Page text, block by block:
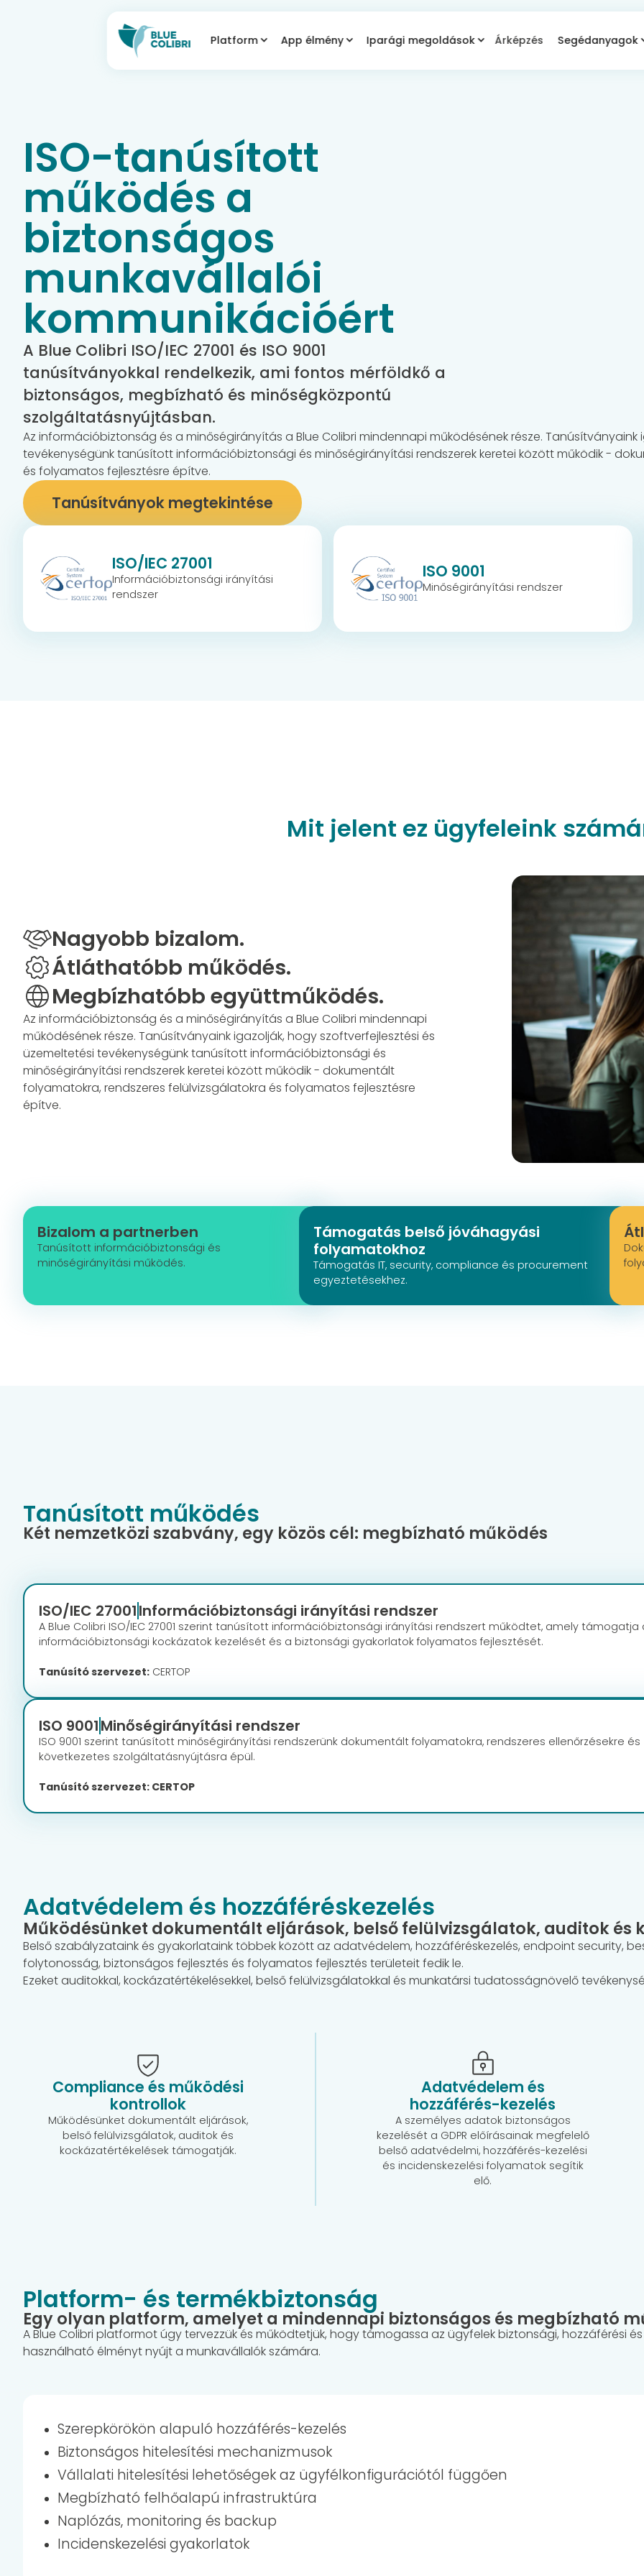
Platform App élmény Iparági megoldások Árképzés Segédanyagok
ISO-tanúsított
működés a
biztonságos
munkavállalói
kommunikációért
A Blue Colibri ISO/IEC 27001 és ISO 9001
tanúsítványokkal rendelkezik, ami fontos mérföldkő a
biztonságos, megbízható és minőségközpontú
szolgáltatásnyújtásban.
Az információbiztonság és a minőségirányítás a Blue Colibri mindennapi működésének része.
tevékenységünk tanúsított információbiztonsági és minőségirányítási rendszerek keretei között működik -
és folyamatos fejlesztésre építve.
Tanúsítványok megtekintése
ISO/IEC 27001
Információbiztonsági irányítási
rendszer
ISO 9001
Minőségirányítási rendszer
Mit jelent ez ügyfeleink
Nagyobb bizalom.
Átláthatóbb működés.
Megbízhatóbb együttműködés.
Az információbiztonság és a minőségirányítás a Blue Colibri mindennapi
működésének része. Tanúsítványaink igazolják, hogy szoftverfejlesztési és
üzemeltetési tevékenységünk tanúsított információbiztonsági és
minőségirányítási rendszerek keretei között működik - dokumentált
folyamatokra, rendszeres felülvizsgálatokra és folyamatos fejlesztésre
építve.
Bizalom a partnerben
Tanúsított információbiztonsági és
minőségirányítási működés.
Támogatás belső jóváhagyási
folyamatokhoz
Támogatás IT, security, compliance és procurement
egyeztetésekhez.
Tanúsított működés
Két nemzetközi szabvány, egy közös cél: megbízható működés
ISO/IEC 27001Információbiztonsági irányítási rendszer
A Blue Colibri ISO/IEC 27001 szerint tanúsított információbiztonsági irányítási rendszert működtet, amely támogatja
információbiztonsági kockázatok kezelését és a biztonsági gyakorlatok folyamatos fejlesztését.
Tanúsító szervezet: CERTOP
ISO 9001Minőségirányítási rendszer
ISO 9001 szerint tanúsított minőségirányítási rendszerünk dokumentált folyamatokra, rendszeres ellenőrzésekre és
következetes szolgáltatásnyújtásra épül.
Tanúsító szervezet: CERTOP
Adatvédelem és hozzáféréskezelés
Működésünket dokumentált eljárások, belső felülvizsgálatok, auditok
Belső szabályzataink és gyakorlataink többek között az adatvédelem, hozzáféréskezelés, endpoint security,
folytonosság, biztonságos fejlesztés és folyamatos fejlesztés területeit fedik le.
Ezeket auditokkal, kockázatértékelésekkel, belső felülvizsgálatokkal és munkatársi tudatosságnövelő
Compliance és működési
kontrollok
Működésünket dokumentált eljárások,
belső felülvizsgálatok, auditok és
kockázatértékelések támogatják.
Adatvédelem és
hozzáférés-kezelés
A személyes adatok biztonságos
kezelését a GDPR előírásainak megfelelő
belső adatvédelmi, hozzáférés-kezelési
és incidenskezelési folyamatok segítik
elő.
Platform- és termékbiztonság
Egy olyan platform, amelyet a mindennapi biztonságos és megbízható
A Blue Colibri platformot úgy tervezzük és működtetjük, hogy támogassa az ügyfelek biztonsági, hozzáférési
használható élményt nyújt a munkavállalók számára.
Szerepkörökön alapuló hozzáférés-kezelés
Biztonságos hitelesítési mechanizmusok
Vállalati hitelesítési lehetőségek az ügyfélkonfigurációtól függően
Megbízható felhőalapú infrastruktúra
Naplózás, monitoring és backup
Incidenskezelési gyakorlatok